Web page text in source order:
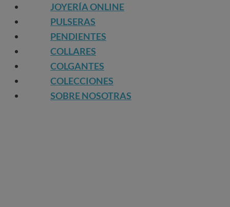
JOYERÍA ONLINE
PULSERAS
PENDIENTES
COLLARES
COLGANTES
COLECCIONES
SOBRE NOSOTRAS